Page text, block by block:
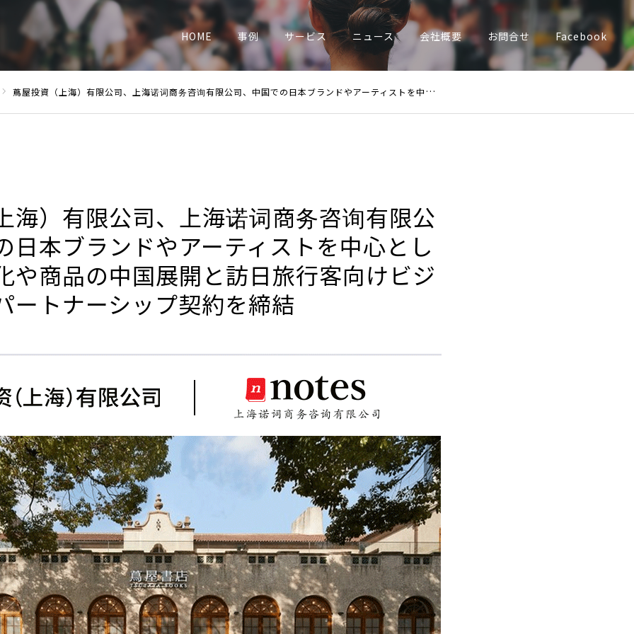
HOME 事例 サービス ニュース 会社概要 お問合せ Facebook
蔦屋投資（上海）有限公司、上海诺词商务咨询有限公司、中国での日本ブランドやアーティストを中心とした様々な文化や商品の中国展開と訪日旅行客向けビジネス領域でパートナーシップ契約を締結
海）有限公司、上海诺词商务咨询有限公
日本ブランドやアーティストを中心とし
や商品の中国展開と訪日旅行客向けビジ
ートナーシップ契約を締結